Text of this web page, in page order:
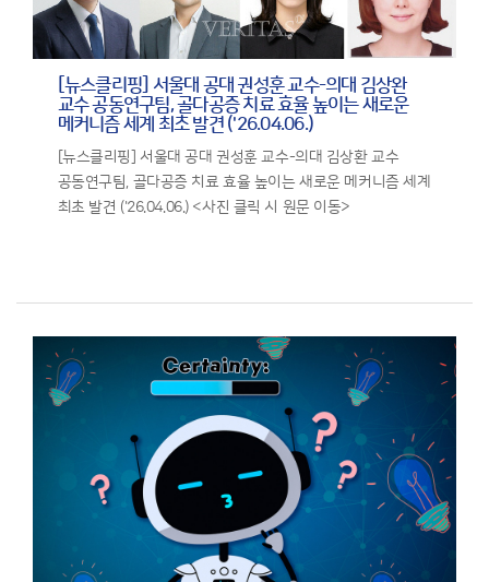
[뉴스클리핑] 서울대 공대 권성훈 교수-의대 김상완
교수 공동연구팀, 골다공증 치료 효율 높이는 새로운
메커니즘 세계 최초 발견 ('26.04.06.)
[뉴스클리핑] 서울대 공대 권성훈 교수-의대 김상환 교수
공동연구팀, 골다공증 치료 효율 높이는 새로운 메커니즘 세계
최초 발견 ('26.04.06.) <사진 클릭 시 원문 이동>